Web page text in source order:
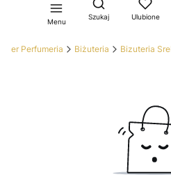
Menu
Szukaj Ulubione
Perfumeria Biżuteria Bizuteria